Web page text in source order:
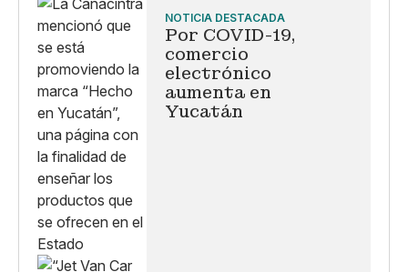
NOTICIA DESTACADA
Por COVID-19,
comercio
electrónico
aumenta en
Yucatán